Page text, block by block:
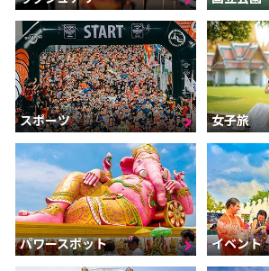
スポーツ 女子旅
パワースポット イベント